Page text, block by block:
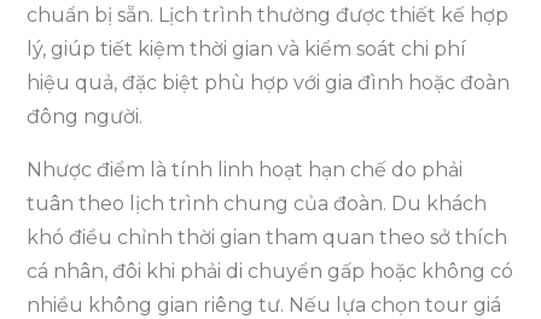
chuẩn bị sẵn. Lịch trình thường được thiết kế hợp
lý, giúp tiết kiệm thời gian và kiểm soát chi phí
hiệu quả, đặc biệt phù hợp với gia đình hoặc đoàn
đông người.
Nhược điểm là tính linh hoạt hạn chế do phải
tuân theo lịch trình chung của đoàn. Du khách
khó điều chỉnh thời gian tham quan theo sở thích
cá nhân, đôi khi phải di chuyển gấp hoặc không có
nhiều không gian riêng tư. Nếu lựa chọn tour giá